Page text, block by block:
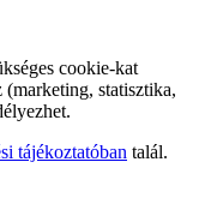
cookie-kat
statisztika,
tájékoztatóban talál.